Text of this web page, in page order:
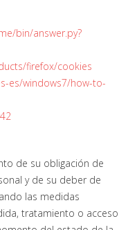
bin/answer.py?
firefox/cookies
es/windows7/how-to-
de su obligación de
y de su deber de
las medidas
tratamiento o acceso